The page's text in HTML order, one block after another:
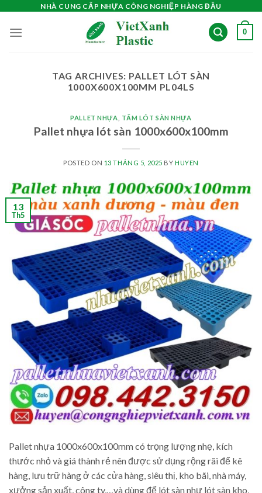
content
NHÀ CUNG CẤP NHỰA CÔNG NGHIỆP HÀNG ĐẦU
0
TAG ARCHIVES: PALLET LÓT SÀN
1000X600X100MM PL04LS
PALLET NHỰA TẤM LÓT SÀN NHỰA
Pallet nhựa lót sàn 1000x600x100mm
POSTED ON 13 THÁNG 5, 2025 BY HUYEN
13
Th5
Pallet nhựa 1000x600x100mm có trọng lượng nhẹ, kích
thước nhỏ và giá thành rẻ nên được sử dụng rộng rãi để kê
hàng, lưu trữ hàng ở các cửa hàng, siêu thị, kho bãi, nhà máy,
xưởng sản xuất, công ty,…và dùng để lót sàn như lót sàn kho,